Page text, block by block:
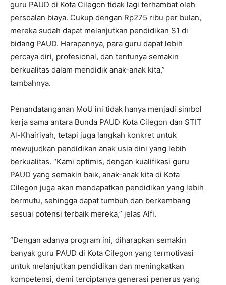
guru PAUD di Kota Cilegon tidak lagi terhambat oleh
persoalan biaya. Cukup dengan Rp275 ribu per bulan,
mereka sudah dapat melanjutkan pendidikan S1 di
bidang PAUD. Harapannya, para guru dapat lebih
percaya diri, profesional, dan tentunya semakin
berkualitas dalam mendidik anak-anak kita,”
tambahnya.
Penandatanganan MoU ini tidak hanya menjadi simbol
kerja sama antara Bunda PAUD Kota Cilegon dan STIT
Al-Khairiyah, tetapi juga langkah konkret untuk
mewujudkan pendidikan anak usia dini yang lebih
berkualitas. “Kami optimis, dengan kualifikasi guru
PAUD yang semakin baik, anak-anak kita di Kota
Cilegon juga akan mendapatkan pendidikan yang lebih
bermutu, sehingga dapat tumbuh dan berkembang
sesuai potensi terbaik mereka,” jelas Alfi.
“Dengan adanya program ini, diharapkan semakin
banyak guru PAUD di Kota Cilegon yang termotivasi
untuk melanjutkan pendidikan dan meningkatkan
kompetensi, demi terciptanya generasi penerus yang